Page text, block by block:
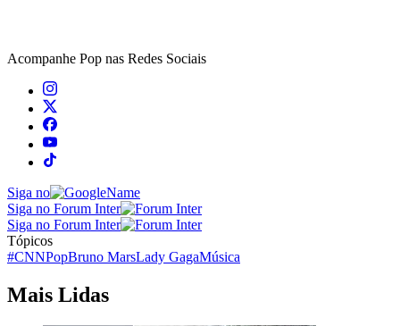
Acompanhe Pop nas Redes Sociais
Siga no
Siga no Forum Inter
Siga no Forum Inter
Tópicos
#CNNPopBruno MarsLady GagaMúsica
Mais Lidas